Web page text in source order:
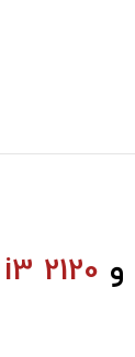
و i3 2120